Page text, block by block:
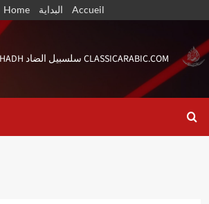
Home البداية Accueil
SALSABIC AL DHADH سلسبيل الضاد CLASSICARABIC.COM